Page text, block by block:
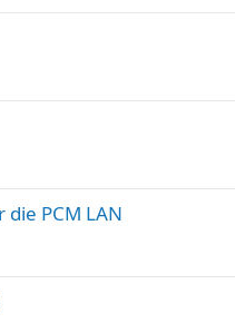
PCM LAN